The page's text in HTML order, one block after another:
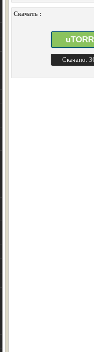
Скачать :
Скачано: